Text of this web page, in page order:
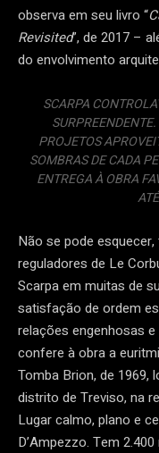
observa em seu livro “
Revisited”, de 2017 –
do envolvimento
SCARPA
PROJETOS
SOMBRAS DE CADA
ENTREGA À OBRA
Não se pode
reguladores de Le
Scarpa em muitas de
satisfação de ordem
relações engenhosas
confere à obra a
Tomba Brion, de 1969,
distrito de Treviso, na
Lugar calmo, plano e
D’Ampezzo. Tem